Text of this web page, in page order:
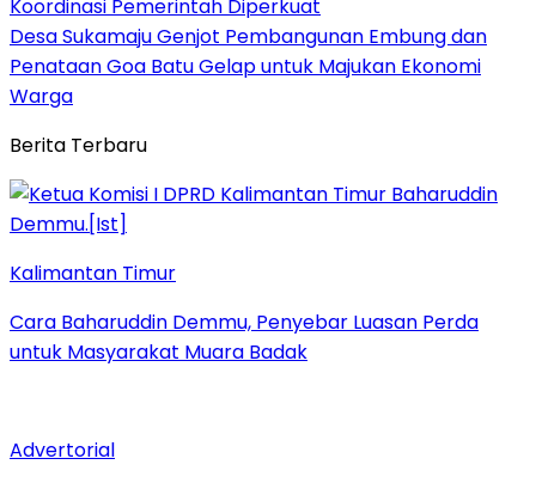
Koordinasi Pemerintah Diperkuat
Desa Sukamaju Genjot Pembangunan Embung dan
Penataan Goa Batu Gelap untuk Majukan Ekonomi
Warga
Berita Terbaru
Kalimantan Timur
Cara Baharuddin Demmu, Penyebar Luasan Perda
untuk Masyarakat Muara Badak
Advertorial